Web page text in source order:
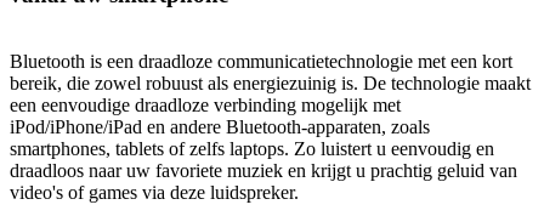
Bluetooth is een draadloze communicatietechnologie met een kort
bereik, die zowel robuust als energiezuinig is. De technologie maakt
een eenvoudige draadloze verbinding mogelijk met
iPod/iPhone/iPad en andere Bluetooth-apparaten, zoals
smartphones, tablets of zelfs laptops. Zo luistert u eenvoudig en
draadloos naar uw favoriete muziek en krijgt u prachtig geluid van
video's of games via deze luidspreker.